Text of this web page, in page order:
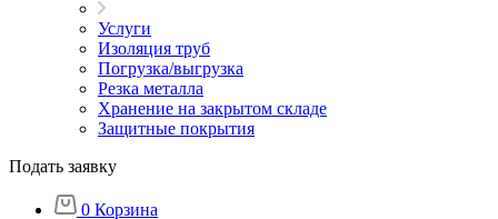
Услуги
Изоляция труб
Погрузка/выгрузка
Резка металла
Хранение на закрытом складе
Защитные покрытия
Подать заявку
0 Корзина